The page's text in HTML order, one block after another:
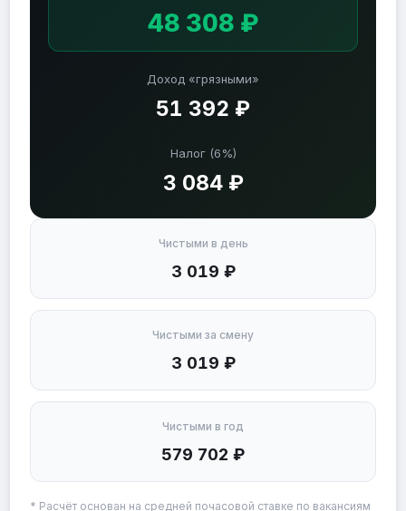
Доход «грязными»
51 392 ₽
Налог (6%)
3 084 ₽
48 308 ₽
Чистыми в день
3 019 ₽
Чистыми за смену
3 019 ₽
Чистыми в год
579 702 ₽
* Расчёт основан на средней почасовой ставке по вакансиям